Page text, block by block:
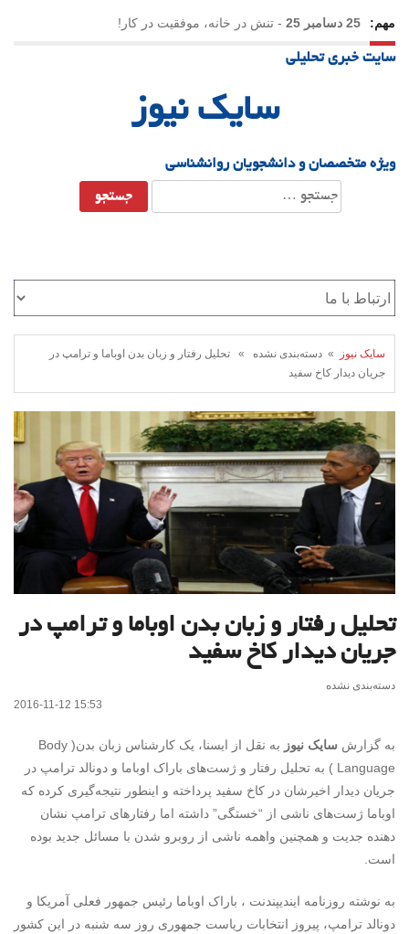
مهم: 25 دسامبر 25 - تنش در خانه، موفقیت در کار!
23 دسامبر 25
-یلدا؛ نماد تاب‌آوری اجتماعی در روزگار دشوار
سایت خبری تحلیلی
سایک نیوز
ویژه متخصصان و دانشجویان روانشناسی
جستجو
برای:
سایک نیوز
» دسته‌بندی نشده » تحلیل رفتار و زبان بدن اوباما و ترامپ در
جریان دیدار کاخ سفید
تحلیل رفتار و زبان بدن اوباما و ترامپ در
جریان دیدار کاخ سفید
دسته‌بندی نشده
2016-11-12 15:53
به گزارش سایک نیوز
به نقل از ایسنا، یک کارشناس زبان بدن( Body
Language ) به تحلیل رفتار و ژست‌های باراک اوباما و دونالد ترامپ در
جریان دیدار اخیرشان در کاخ سفید پرداخته و اینطور نتیجه‌گیری کرده که
اوباما ژست‌های ناشی از “خستگی” داشته اما رفتارهای ترامپ نشان
دهنده جدیت و همچنین واهمه ناشی از روبرو شدن با مسائل جدید بوده
است.
به نوشته روزنامه ایندیپندنت ، باراک اوباما رئیس جمهور فعلی آمریکا و
دونالد ترامپ، پیروز انتخابات ریاست جمهوری روز سه شنبه در این کشور